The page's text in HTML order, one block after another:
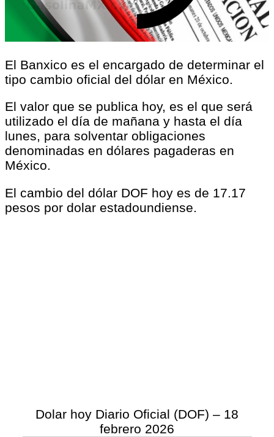
El Banxico es el encargado de determinar el
tipo cambio oficial del dólar en México.
El valor que se publica hoy, es el que será
utilizado el día de mañana y hasta el día
lunes, para solventar obligaciones
denominadas en dólares pagaderas en
México.
El cambio del dólar DOF hoy es de 17.17
pesos por dolar estadoundiense.
Dolar hoy Diario Oficial (DOF) – 18
febrero 2026